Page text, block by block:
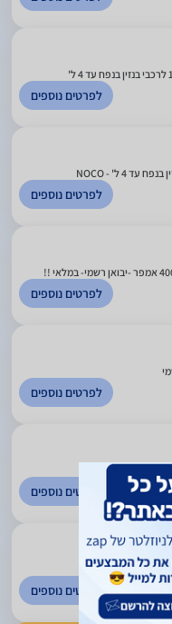
לפרטים נוספים
לפרטים נוספים
לפרטים נוספים
לפרטים נוספים
לפרטים נוספים
לפרטים נוספים